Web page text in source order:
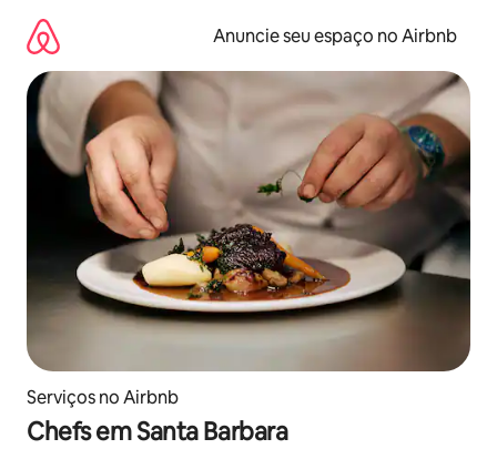
para
conteúdo
Anuncie seu espaço no Airbnb
Serviços no Airbnb
Chefs em Santa Barbara